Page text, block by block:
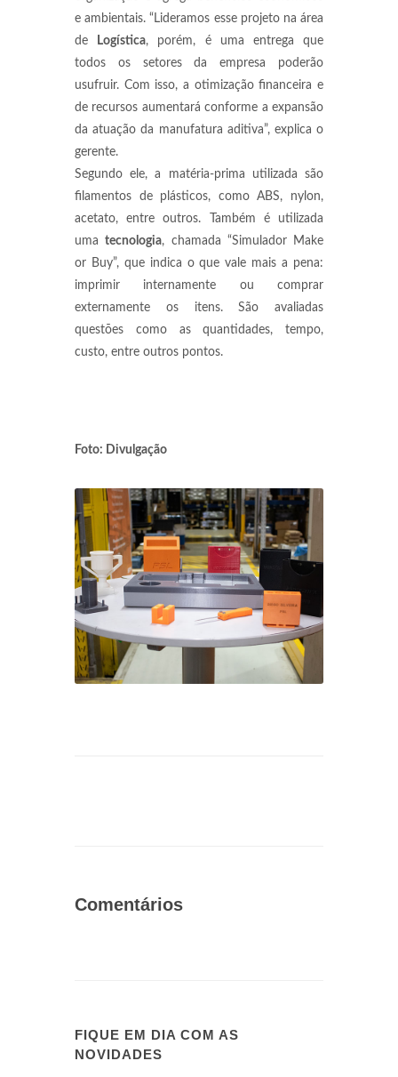
e ambientais. “Lideramos esse projeto na área
de
Logística, porém, é uma entrega que
todos os setores da empresa poderão
usufruir. Com isso, a otimização financeira e
de recursos aumentará conforme a expansão
da atuação da manufatura aditiva”, explica o
gerente.
Segundo ele, a matéria-prima utilizada são
filamentos de plásticos, como ABS, nylon,
acetato, entre outros. Também é utilizada
umatecnologia, chamada “Simulador Make
or Buy”, que indica o que vale mais a pena:
imprimir internamente ou comprar
externamente os itens. São avaliadas
questões como as quantidades, tempo,
custo, entre outros pontos.
Foto: Divulgação
Comentários
FIQUE EM DIA COM AS
NOVIDADES